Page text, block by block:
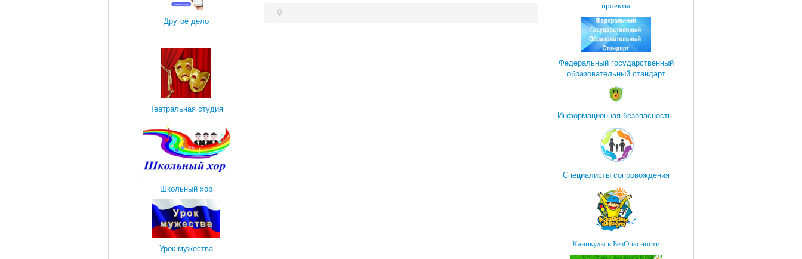
Другое дело
Театральная студия
Школьный хор
Урок мужества
проекты
Федеральный государственный
образовательный стандарт
Информационная безопасность
Специалисты сопровождения
Каникулы в БезОпасности